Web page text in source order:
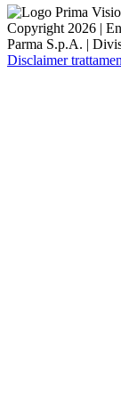
Copyright 2026 |
Parma S.p.A. |
Disclaimer